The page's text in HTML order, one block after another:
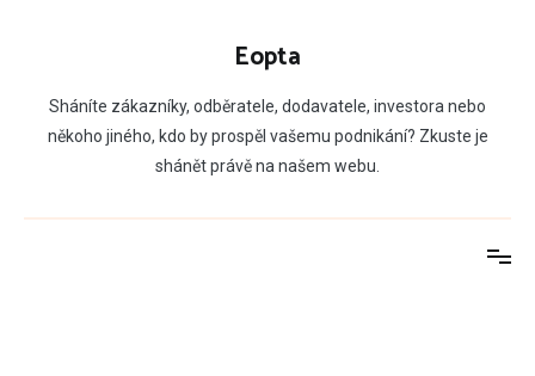
Eopta
Sháníte zákazníky, odběratele, dodavatele, investora nebo
někoho jiného, kdo by prospěl vašemu podnikání? Zkuste je
shánět právě na našem webu.